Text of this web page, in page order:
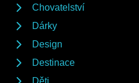
Chovatelství
Dárky
Design
Destinace
Děti